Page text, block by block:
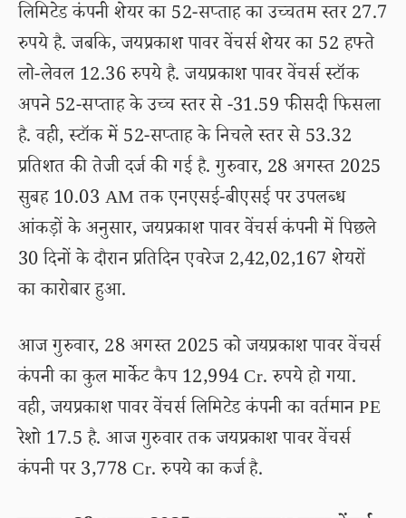
लिमिटेड कंपनी शेयर का 52-सप्ताह का उच्चतम स्तर 27.7
रुपये है. जबकि, जयप्रकाश पावर वेंचर्स शेयर का 52 हफ्ते
लो-लेवल 12.36 रुपये है. जयप्रकाश पावर वेंचर्स स्टॉक
अपने 52-सप्ताह के उच्च स्तर से -31.59 फीसदी फिसला
है. वही, स्टॉक में 52-सप्ताह के निचले स्तर से 53.32
प्रतिशत की तेजी दर्ज की गई है. गुरुवार, 28 अगस्त 2025
सुबह 10.03 AM तक एनएसई-बीएसई पर उपलब्ध
आंकड़ों के अनुसार, जयप्रकाश पावर वेंचर्स कंपनी में पिछले
30 दिनों के दौरान प्रतिदिन एवरेज 2,42,02,167 शेयरों
का कारोबार हुआ.
आज गुरुवार, 28 अगस्त 2025 को जयप्रकाश पावर वेंचर्स
कंपनी का कुल मार्केट कैप 12,994 Cr. रुपये हो गया.
वही, जयप्रकाश पावर वेंचर्स लिमिटेड कंपनी का वर्तमान PE
रेशो 17.5 है. आज गुरुवार तक जयप्रकाश पावर वेंचर्स
कंपनी पर 3,778 Cr. रुपये का कर्ज है.